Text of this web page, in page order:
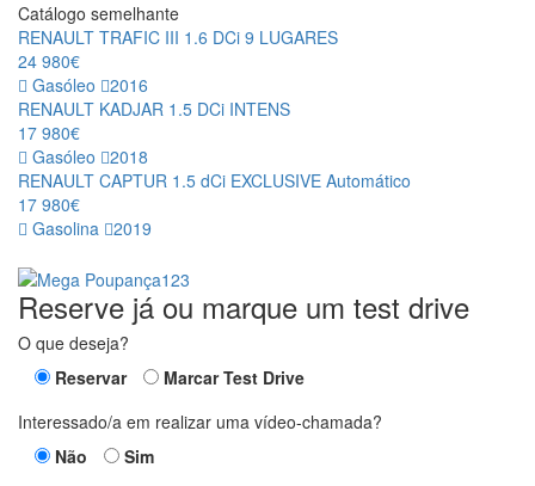
Catálogo semelhante
RENAULT TRAFIC III 1.6 DCi 9 LUGARES
24 980€
Gasóleo
2016
RENAULT KADJAR 1.5 DCi INTENS
17 980€
Gasóleo
2018
RENAULT CAPTUR 1.5 dCi EXCLUSIVE Automático
17 980€
Gasolina 2019
Reserve já ou marque um test drive
O que deseja?
Reservar
Marcar Test Drive
Interessado/a em realizar uma vídeo-chamada?
Não
Sim